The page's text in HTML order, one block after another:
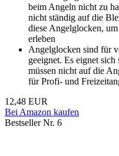
beim Angeln nicht zu
nicht ständig auf die
diese Angelglocken,
erleben
Angelglocken sind für
geeignet. Es eignet
müssen nicht auf die
für Profi- und
12,48 EUR
Bei Amazon kaufen
Bestseller Nr. 6